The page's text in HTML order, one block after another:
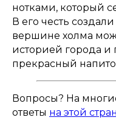
нотками, который
В его честь
вершине холма
историей города и
прекрасный
Вопросы? На
ответы на этой